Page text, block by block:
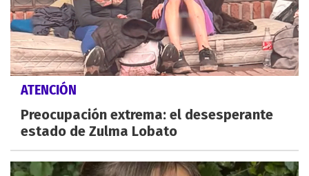
ATENCIÓN
Preocupación extrema: el desesperante
estado de Zulma Lobato